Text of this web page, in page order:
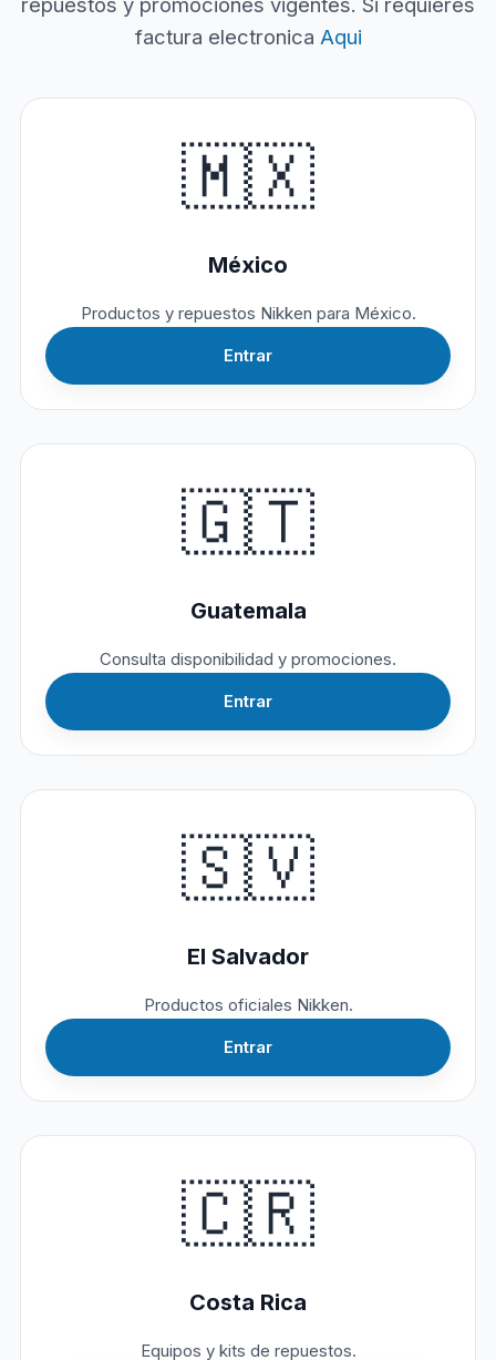
factura electronica Aqui
🇲🇽
México
Productos y repuestos Nikken para México.
Entrar
🇬🇹
Guatemala
Consulta disponibilidad y promociones.
Entrar
🇸🇻
El Salvador
Productos oficiales Nikken.
Entrar
🇨🇷
Costa Rica
Equipos y kits de repuestos.